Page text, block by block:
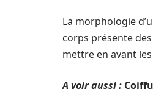
La morphologie
corps présente
mettre en avant
A voir aussi :